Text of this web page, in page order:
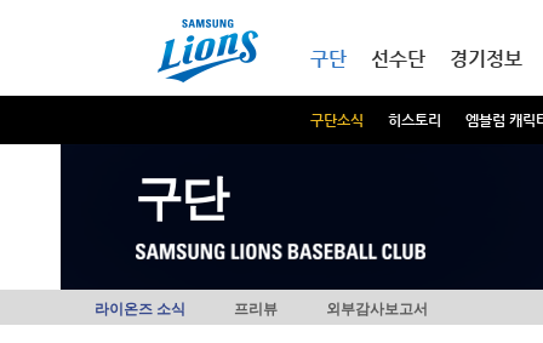
구단
구단소식 히스토리 엠블럼 캐릭
선수단 경기정보
구단
라이온즈 소식 프리뷰 외부감사보고서